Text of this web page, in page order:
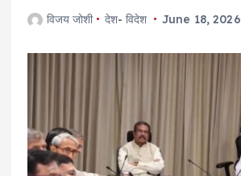
विजय जोशी देश- विदेश June 18, 2026